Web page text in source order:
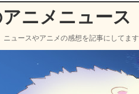
ニメニュース
ュースやアニメの感想を記事にしてます